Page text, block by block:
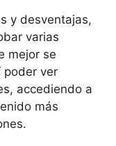
y desventajas,
varias
mejor se
poder ver
accediendo a
más